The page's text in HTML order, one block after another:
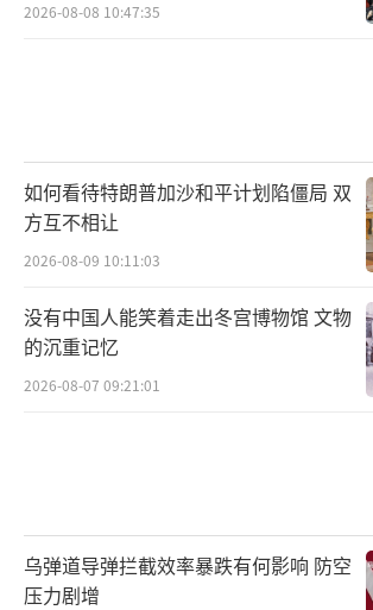
2026-08-08 10:47:35
如何看待特朗普加沙和平计划陷僵局 双
方互不相让
2026-08-09 10:11:03
没有中国人能笑着走出冬宫博物馆 文物
的沉重记忆
2026-08-07 09:21:01
乌弹道导弹拦截效率暴跌有何影响 防空
压力剧增